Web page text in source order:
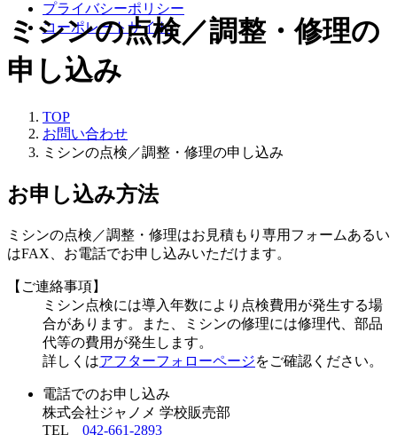
プライバシーポリシー
コーポレートサイト
ミシンの点検／調整・修理の
申し込み
TOP
お問い合わせ
ミシンの点検／調整・修理の申し込み
お申し込み方法
ミシンの点検／調整・修理はお見積もり専用フォームあるい
はFAX、お電話でお申し込みいただけます。
【ご連絡事項】
ミシン点検には導入年数により点検費用が発生する場
合があります。また、ミシンの修理には修理代、部品
代等の費用が発生します。
詳しくはアフターフォローページをご確認ください。
電話でのお申し込み
株式会社ジャノメ 学校販売部
TEL 042-661-2893